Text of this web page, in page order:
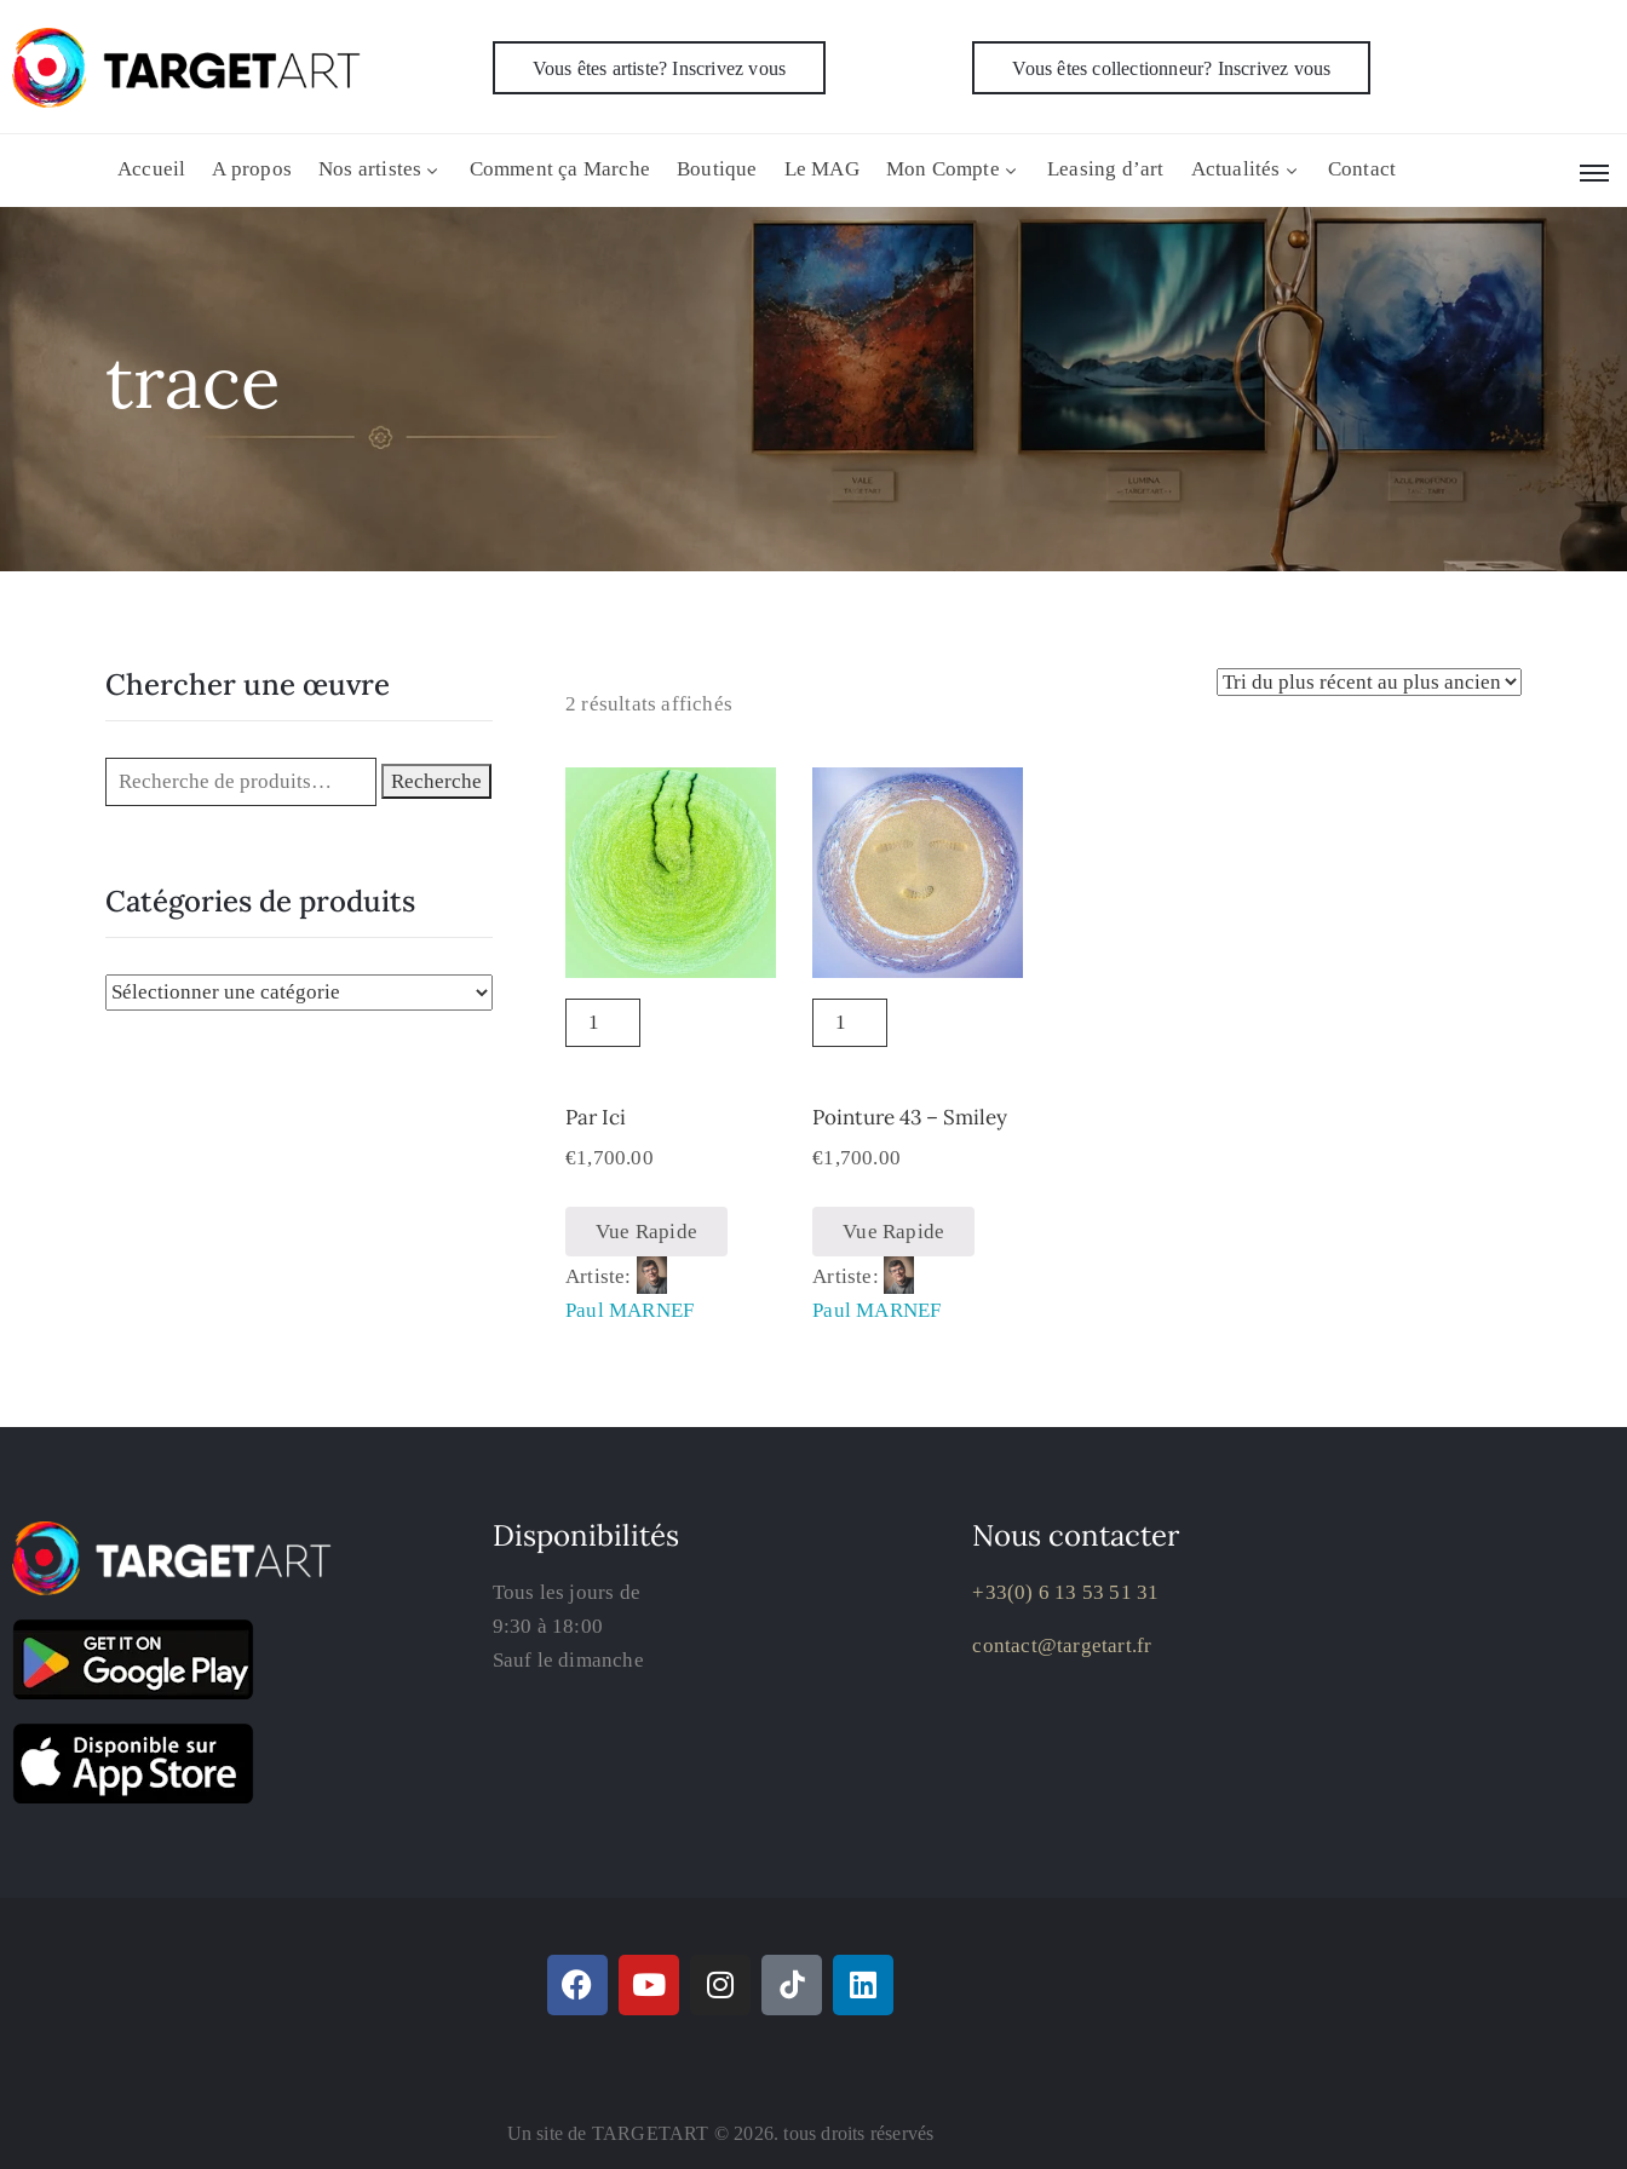
Vous êtes artiste? Inscrivez vous Vous êtes collectionneur? Inscrivez vous
Accueil A propos Nos artistes Comment ça Marche Boutique Le MAG Mon Compte Leasing d’art Actualités Contact
trace
2 résultats affichés
Par Ici
€1,700.00
Vue Rapide
Artiste:
Paul MARNEF
Pointure 43 – Smiley
€1,700.00
Vue Rapide
Artiste:
Paul MARNEF
Chercher une œuvre
Recherche
Catégories de produits
Disponibilités
Tous les jours de
9:30 à 18:00
Sauf le dimanche
Nous contacter
+33(0) 6 13 53 51 31
contact@targetart.fr
Un site de TARGETART © 2026. tous droits réservés